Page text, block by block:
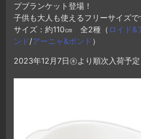
プブランケット登場！
子供も大人も使えるフリーサイズで
サイズ：約110㎝ 全2種（ ロイド&
ンド/アーニャ&ボンド ）
2023年12月7日㊍より順次入荷予定